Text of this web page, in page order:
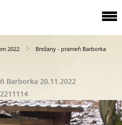
2022
Brežany - prameň Barborka
Barborka 20.11.2022